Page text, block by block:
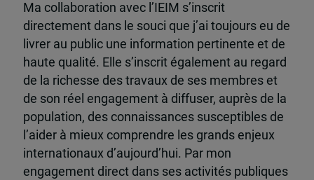
Ma collaboration avec l’IEIM s’inscrit
directement dans le souci que j’ai toujours eu de
livrer au public une information pertinente et de
haute qualité. Elle s’inscrit également au regard
de la richesse des travaux de ses membres et
de son réel engagement à diffuser, auprès de la
population, des connaissances susceptibles de
l’aider à mieux comprendre les grands enjeux
internationaux d’aujourd’hui. Par mon
engagement direct dans ses activités publiques